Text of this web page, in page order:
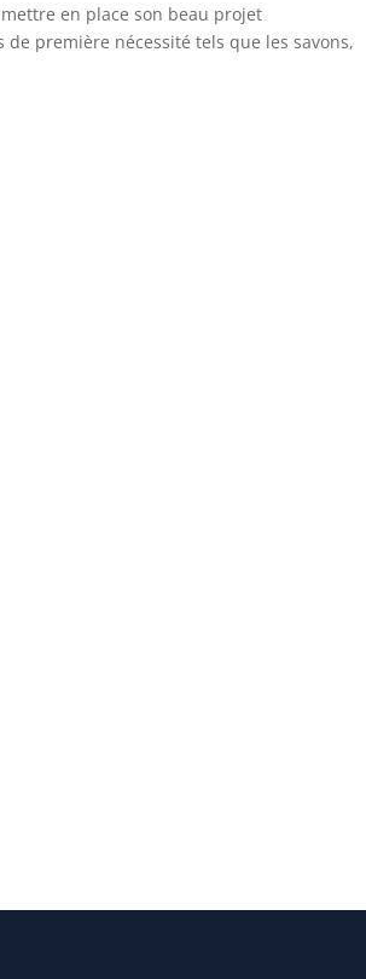
en place son beau projet
première nécessité tels que les savons,